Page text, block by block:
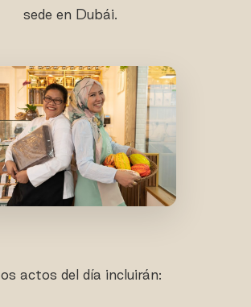
sede en Dubái.
os actos del día incluirán: